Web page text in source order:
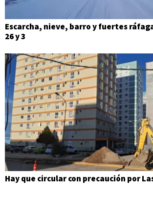
Escarcha, nieve, barro y fuertes
26 y 3
Hay que circular con precaución por